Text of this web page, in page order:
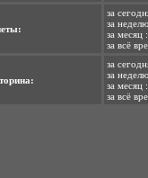
за
за
за месяц
за всё
за
за
за месяц
за всё